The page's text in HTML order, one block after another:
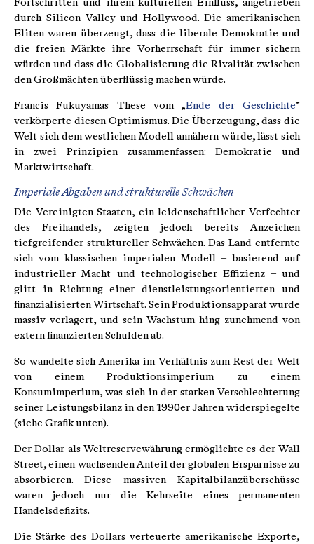
Fortschritten und ihrem kulturellen Einfluss, angetrieben
durch Silicon Valley und Hollywood. Die amerikanischen
Eliten waren überzeugt, dass die liberale Demokratie und
die freien Märkte ihre Vorherrschaft für immer sichern
würden und dass die Globalisierung die Rivalität zwischen
den Großmächten überflüssig machen würde.
Francis Fukuyamas These vom „Ende der Geschichte”
verkörperte diesen Optimismus. Die Überzeugung, dass die
Welt sich dem westlichen Modell annähern würde, lässt sich
in zwei Prinzipien zusammenfassen: Demokratie und
Marktwirtschaft.
Imperiale Abgaben und strukturelle Schwächen
Die Vereinigten Staaten, ein leidenschaftlicher Verfechter
des Freihandels, zeigten jedoch bereits Anzeichen
tiefgreifender struktureller Schwächen. Das Land entfernte
sich vom klassischen imperialen Modell – basierend auf
industrieller Macht und technologischer Effizienz – und
glitt in Richtung einer dienstleistungsorientierten und
finanzialisierten Wirtschaft. Sein Produktionsapparat wurde
massiv verlagert, und sein Wachstum hing zunehmend von
extern finanzierten Schulden ab.
So wandelte sich Amerika im Verhältnis zum Rest der Welt
von einem Produktionsimperium zu einem
Konsumimperium, was sich in der starken Verschlechterung
seiner Leistungsbilanz in den 1990er Jahren widerspiegelte
(siehe Grafik unten).
Der Dollar als Weltreservewährung ermöglichte es der Wall
Street, einen wachsenden Anteil der globalen Ersparnisse zu
absorbieren. Diese massiven Kapitalbilanzüberschüsse
waren jedoch nur die Kehrseite eines permanenten
Handelsdefizits.
Die Stärke des Dollars verteuerte amerikanische Exporte,